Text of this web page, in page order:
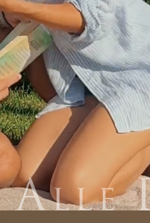
Vini e sapori
Mare e terme
Borghi e cultura
Sport e svago